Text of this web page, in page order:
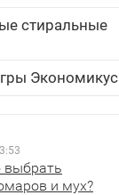
стиральные
Экономикус
выбрать
и мух?